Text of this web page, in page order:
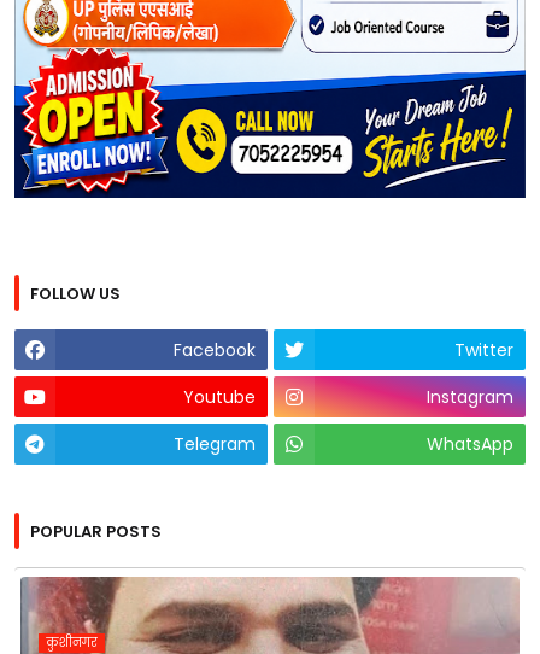
FOLLOW US
Facebook
Twitter
Youtube
Instagram
Telegram
WhatsApp
POPULAR POSTS
कुशीनगर